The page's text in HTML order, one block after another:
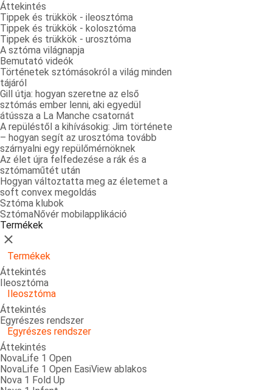
Áttekintés
Tippek és trükkök - ileosztóma
Tippek és trükkök - kolosztóma
Tippek és trükkök - urosztóma
A sztóma világnapja
Bemutató videók
Történetek sztómásokról a világ minden
tájáról
Gill útja: hogyan szeretne az első
sztómás ember lenni, aki egyedül
átússza a La Manche csatornát
A repüléstől a kihívásokig: Jim története
– hogyan segít az urosztóma tovább
szárnyalni egy repülőmérnöknek
Az élet újra felfedezése a rák és a
sztómaműtét után
Hogyan változtatta meg az életemet a
soft convex megoldás
Sztóma klubok
SztómaNővér mobilapplikáció
Termékek
Bezárás
Termékek
Áttekintés
Ileosztóma
Ileosztóma
Áttekintés
Egyrészes rendszer
Egyrészes rendszer
Áttekintés
NovaLife 1 Open
NovaLife 1 Open EasiView ablakos
Nova 1 Fold Up